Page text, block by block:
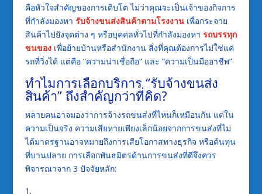
คือหัวใจสำคัญของการเติบโต ไม่ว่าคุณจะเป็นเจ้าของกิจการ
ที่กำลังมองหา รับจ้างขนส่งสินค้าตามโรงงานเพื่อกระจาย
สินค้าไปยังจุดต่าง ๆ หรือบุคคลทั่วไปที่กำลังมองหา รถบรรทุก
ขนของเพื่อย้ายบ้านหรือสำนักงาน สิ่งที่คุณต้องการไม่ใช่แค่
รถที่วิ่งได้ แต่คือ “ความน่าเชื่อถือ” และ “ความเป็นมืออาชีพ”
ทำไมการเลือกบริการ “รับจ้างขนส่ง
สินค้า” ถึงสำคัญกว่าที่คิด?
หลายคนอาจมองว่าการจ้างรถขนส่งที่ไหนก็เหมือนกัน แต่ใน
ความเป็นจริง ความเสียหายเพียงเล็กน้อยจากการขนส่งที่ไม่
ได้มาตรฐานอาจหมายถึงการเสียโอกาสทางธุรกิจ หรือต้นทุน
ที่บานปลาย การเลือกพันธมิตรด้านการขนส่งที่ดีจึงควร
พิจารณาจาก 3 ปัจจัยหลัก: